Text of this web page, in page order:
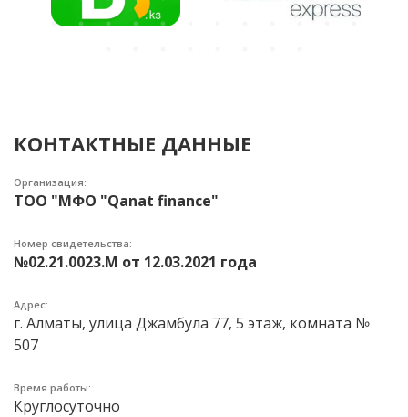
КОНТАКТНЫЕ ДАННЫЕ
Организация:
ТОО "МФО "Qanat finance"
Номер свидетельства:
№02.21.0023.M от 12.03.2021 года
Адрес:
г. Алматы, улица Джамбула 77, 5 этаж, комната №
507
Время работы:
Круглосуточно